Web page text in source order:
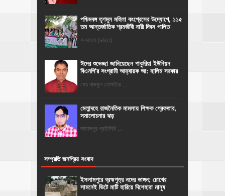
পশ্চিমবঙ্গ তৃণমূল মহিলা কংগ্রেসের উদ্যোগে, ১১৫
তম আন্তর্জাতিক শ্রমজীবী নারী দিবস পালিত
কলকাতা (ভারত) ...
ঈদের শুভেচ্ছা জানিয়েছেন পাকুরিয়া ইউনিয়ন
বিএনপি'র সংগ্রামী আহ্বায়ক আ: হালিম সরকার
মোঃ নাজমুল হোসাইনঃ ...
মেলান্দহে রাজনৈতিক মামলায় শিক্ষক গ্রেফতার,
সমালোচনার ঝড়
জামালপুর প্রতিনিধি ...
সম্প্রতি জনপ্রিয় সংবাদ
ইসলামপুরে ব্রহ্মপুত্র নদের ভাঙ্গন; চোখের
সামনেই ভিটে মাটি হারিয়ে দিশেহারা মানুষ